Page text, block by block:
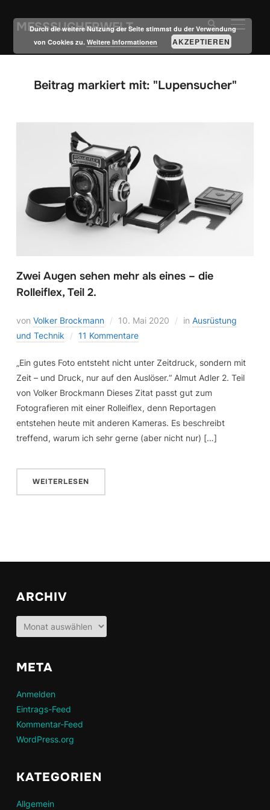
MESSSUCHERWELT
Beitrag markiert mit: "Lupensucher"
Zwei Augen sehen mehr als eines – die
Rolleiflex, Teil 2.
von Volker Brockmann 10. Mai 2020 in Ausrüstung
und Technik
11 Kommentare
„Ein gutes Foto entsteht nicht unter Zeitdruck, sondern mit
Zeit – und Druck, nur auf den Auslöser.“ Almut Adler 2. Teil
von Volker Brockmann Dieses Zitat passt gut zum
Fotografieren mit einer Rolleiflex, denn Reportagen
entstehen heute mit anderen Kameras. Es beschreibt
treffend, warum ich sehr gerne (aber nicht nur) […]
WEITERLESEN
ARCHIV
Archiv
META
Anmelden
Eintrags-Feed
Kommentar-Feed
WordPress.org
KATEGORIEN
Allgemein
Durch die weitere Nutzung der Seite stimmst du der Verwendung
von Cookies zu.Weitere Informationen AKZEPTIEREN